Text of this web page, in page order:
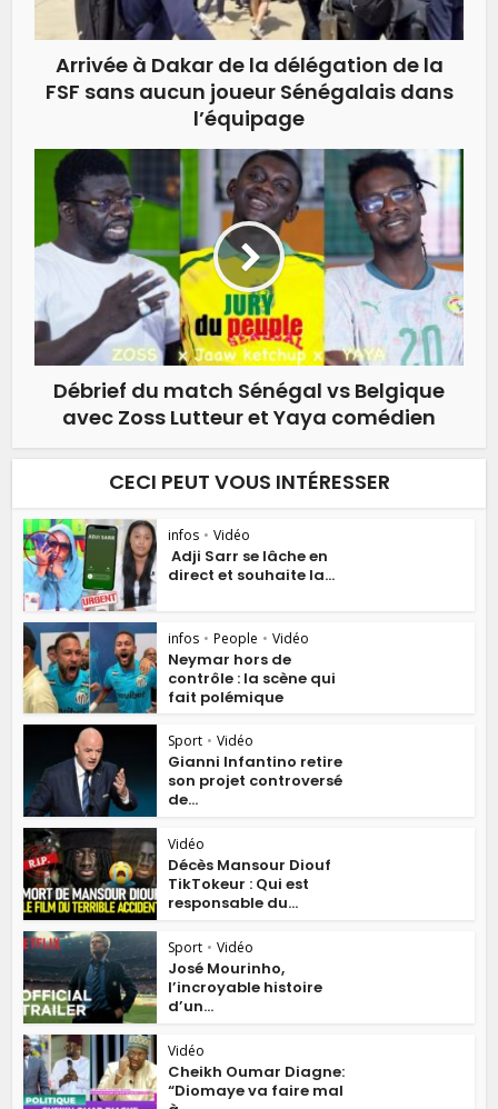
Arrivée à Dakar de la délégation de la
FSF sans aucun joueur Sénégalais dans
l’équipage
Débrief du match Sénégal vs Belgique
avec Zoss Lutteur et Yaya comédien
CECI PEUT VOUS INTÉRESSER
infos • Vidéo
Adji Sarr se lâche en
direct et souhaite la...
infos • People • Vidéo
Neymar hors de
contrôle : la scène qui
fait polémique
Sport • Vidéo
Gianni Infantino retire
son projet controversé
de...
Vidéo
Décès Mansour Diouf
TikTokeur : Qui est
responsable du...
Sport • Vidéo
José Mourinho,
l’incroyable histoire
d’un...
Vidéo
Cheikh Oumar Diagne:
“Diomaye va faire mal